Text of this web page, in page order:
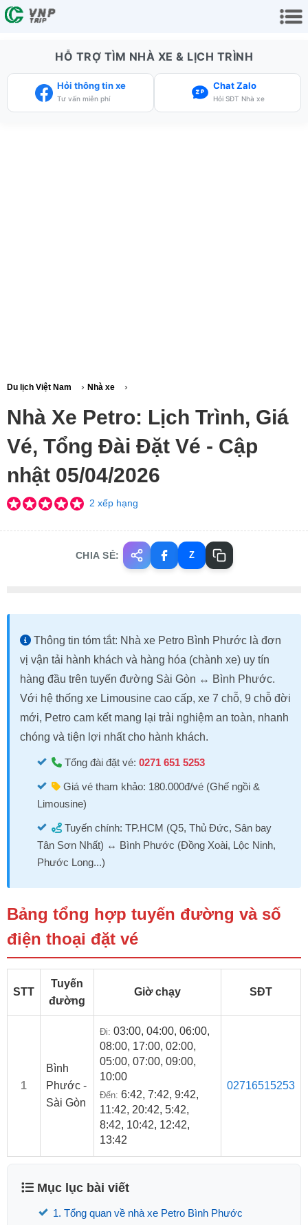
HỖ TRỢ TÌM NHÀ XE & LỊCH TRÌNH
Hỏi thông tin xe
Tư vấn miễn phí
Chat Zalo
Hỏi SĐT Nhà xe
Du lịch Việt Nam › Nhà xe ›
Nhà Xe Petro: Lịch Trình, Giá
Vé, Tổng Đài Đặt Vé - Cập
nhật 05/04/2026
2 xếp hạng
CHIA SẺ: Z
Thông tin tóm tắt: Nhà xe Petro Bình Phước là đơn
vị vận tải hành khách và hàng hóa (chành xe) uy tín
hàng đầu trên tuyến đường Sài Gòn ↔ Bình Phước.
Với hệ thống xe Limousine cao cấp, xe 7 chỗ, 9 chỗ đời
mới, Petro cam kết mang lại trải nghiệm an toàn, nhanh
chóng và tiện lợi nhất cho hành khách.
Tổng đài đặt vé: 0271 651 5253
Giá vé tham khảo: 180.000đ/vé (Ghế ngồi &
Limousine)
Tuyến chính: TP.HCM (Q5, Thủ Đức, Sân bay
Tân Sơn Nhất) ↔ Bình Phước (Đồng Xoài, Lộc Ninh,
Phước Long...)
Bảng tổng hợp tuyến đường và số
điện thoại đặt vé
STT
Tuyến
đường
Giờ chạy SĐT
1
Bình
Phước -
Sài Gòn
Đi: 03:00, 04:00, 06:00,
08:00, 17:00, 02:00,
05:00, 07:00, 09:00,
10:00
Đến: 6:42, 7:42, 9:42,
11:42, 20:42, 5:42,
8:42, 10:42, 12:42,
13:42
02716515253
Mục lục bài viết
1. Tổng quan về nhà xe Petro Bình Phước